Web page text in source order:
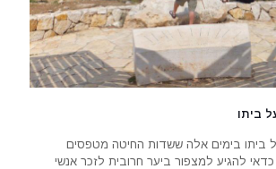
ביתו
ביתו בימים אלה ששדות החיטה מטפסים
להגיע למצפור ביער חרובית לזכר אנשי